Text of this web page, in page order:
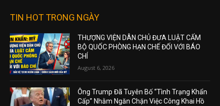
TIN HOT TRONG NGÀY
THƯỢNG VIỆN DÂN CHỦ ĐƯA LUẬT CẤM
BỘ QUỐC PHÒNG HẠN CHẾ ĐỐI VỚI BÁO
CHÍ
August 6, 2026
Ông Trump Đã Tuyên Bố “Tình Trạng Khẩn
Cấp” Nhằm Ngăn Chặn Việc Công Khai Hồ